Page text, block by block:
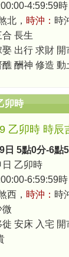
4:59:59時
北， 時沖： 時
合 長生
出行 求財 開
酬神 修造 動
卯時
乙卯時 時辰
日 5點0分-6點
日 乙卯時
6:59:59時
西， 時沖： 時
微
安床 入宅